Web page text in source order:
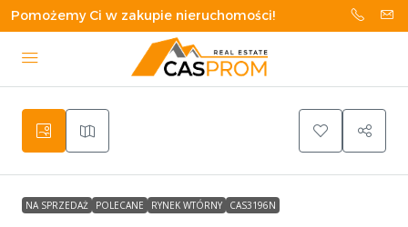
Pomożemy Ci w zakupie nieruchomości!
NA SPRZEDAŻ POLECANE RYNEK WTÓRNY CAS3196N